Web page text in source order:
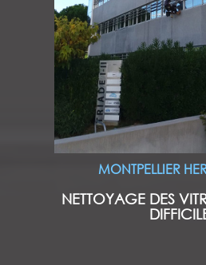
MONTPELLIER
NETTOYAGE DES